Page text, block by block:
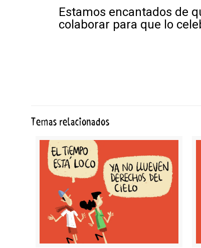
Estamos encantados de
colaborar para que lo
Temas relacionados